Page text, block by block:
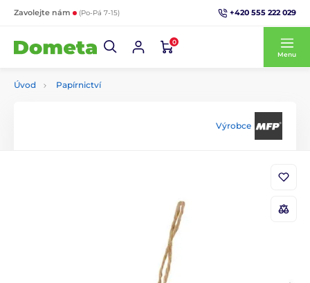
Zavolejte nám (Po-Pá 7-15) +420 555 222 029
0
Menu
Úvod Papírnictví
Výrobce